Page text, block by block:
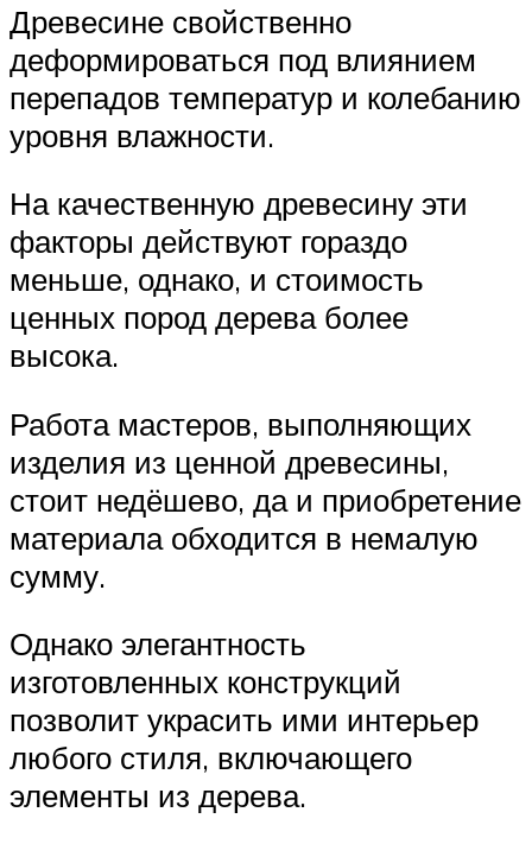
Древесине свойственно
деформироваться под влиянием
перепадов температур и колебанию
уровня влажности.
На качественную древесину эти
факторы действуют гораздо
меньше, однако, и стоимость
ценных пород дерева более
высока.
Работа мастеров, выполняющих
изделия из ценной древесины,
стоит недёшево, да и приобретение
материала обходится в немалую
сумму.
Однако элегантность
изготовленных конструкций
позволит украсить ими интерьер
любого стиля, включающего
элементы из дерева.